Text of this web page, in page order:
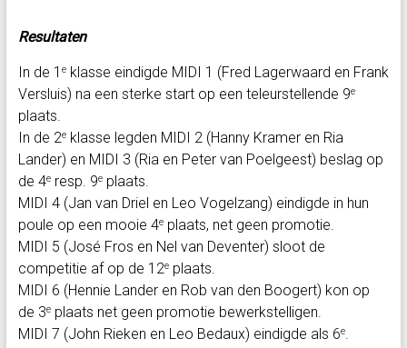
Resultaten
In de 1 eklasse eindigde MIDI 1 (Fred Lagerwaard en Frank
Versluis) na een sterke start op een teleurstellende 9e
plaats.
In de 2eklasse legden MIDI 2 (Hanny Kramer en Ria
Lander) en MIDI 3 (Ria en Peter van Poelgeest) beslag op
de 4eresp. 9eplaats.
MIDI 4 (Jan van Driel en Leo Vogelzang) eindigde in hun
poule op een mooie 4eplaats, net geen promotie.
MIDI 5 (José Fros en Nel van Deventer) sloot de
competitie af op de 12eplaats.
MIDI 6 (Hennie Lander en Rob van den Boogert) kon op
de 3eplaats net geen promotie bewerkstelligen.
MIDI 7 (John Rieken en Leo Bedaux) eindigde als 6e.